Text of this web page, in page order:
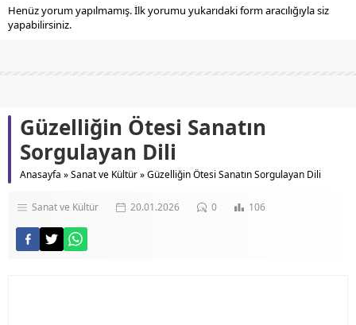
Henüz yorum yapılmamış. İlk yorumu yukarıdaki form aracılığıyla siz
yapabilirsiniz.
Güzelliğin Ötesi Sanatın
Sorgulayan Dili
Anasayfa »Sanat ve Kültür»Güzelliğin Ötesi Sanatın Sorgulayan Dili
Sanat ve Kültür 20.01.2026 0 106